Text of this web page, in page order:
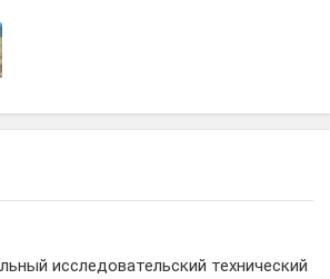
исследовательский технический